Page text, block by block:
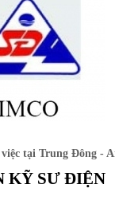
tại Trung Đông -
KỸ SƯ ĐIỆN